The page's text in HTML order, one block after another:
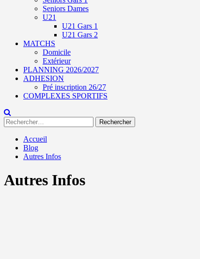
Seniors Dames
U21
U21 Gars 1
U21 Gars 2
MATCHS
Domicile
Extérieur
PLANNING 2026/2027
ADHESION
Pré inscription 26/27
COMPLEXES SPORTIFS
Rechercher :
Accueil
Blog
Autres Infos
Autres Infos